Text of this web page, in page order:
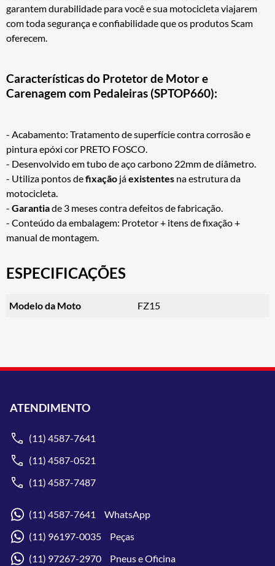
garantem durabilidade para você e sua motocicleta viajarem
com toda segurança e confiabilidade que os produtos Scam
oferecem.
Características do Protetor de Motor e
Carenagem com Pedaleiras (SPTOP660):
- Acabamento: Tratamento de superfície contra corrosão e
pintura epóxi cor PRETO FOSCO.
- Desenvolvido em tubo de aço carbono 22mm de diâmetro.
- Utiliza pontos defixação jáexistentes na estrutura da
motocicleta.
- Garantiade 3 meses contra defeitos de fabricação.
- Conteúdo da embalagem: Protetor + itens de fixação +
manual de montagem.
ESPECIFICAÇÕES
Modelo da Moto FZ15
ATENDIMENTO
(11) 4587-7641
(11) 4587-0521
(11) 4587-7487
(11) 4587-7641 WhatsApp
(11) 96197-0035 Peças
(11) 97267-2970 Pneus e Oficina